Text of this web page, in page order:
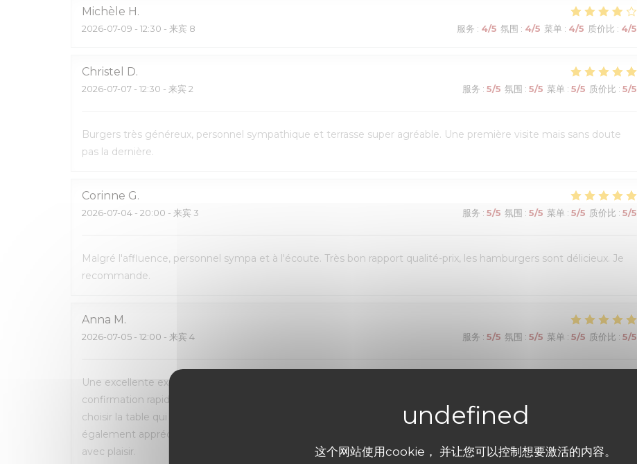
这个网站使用cookie， 并让您可以控制想要激活的内容。
Michèle H
2026-07-09 - 12:30 - 来宾 8 服务 : 4/5 氛围 : 4/5 菜单: 4/5 质价比 : 4/5
Christel D
2026-07-07 - 12:30 - 来宾 2 服务 : 5/5 氛围 : 5/5 菜单: 5/5 质价比 : 5/5
Burgers très généreux, personnel sympathique et terrasse super agréable. Une première visite mais sans doute
pas la dernière.
Corinne G
2026-07-04 - 20:00 - 来宾 3 服务 : 5/5 氛围 : 5/5 菜单: 5/5 质价比 : 5/5
Malgré l'affluence, personnel sympa et à l'écoute. Très bon rapport qualité-prix, les hamburgers sont délicieux. Je
recommande.
Anna M
2026-07-05 - 12:00 - 来宾 4 服务 : 5/5 氛围 : 5/5 菜单: 5/5 质价比 : 5/5
Une excellente expérience du début à la fin. La réservation en ligne était très simple et fluide, avec une
confirmation rapide par e-mail et SMS. L’accueil était chaleureux et le personnel très à l’écoute. Nous avons pu
choisir la table qui nous convenait le mieux. Les burgers étaient excellents et le service impeccable. Nous avons
également apprécié de pouvoir emporter ce qui n’avait pas été terminé. Une adresse que nous recommandons
avec plaisir.